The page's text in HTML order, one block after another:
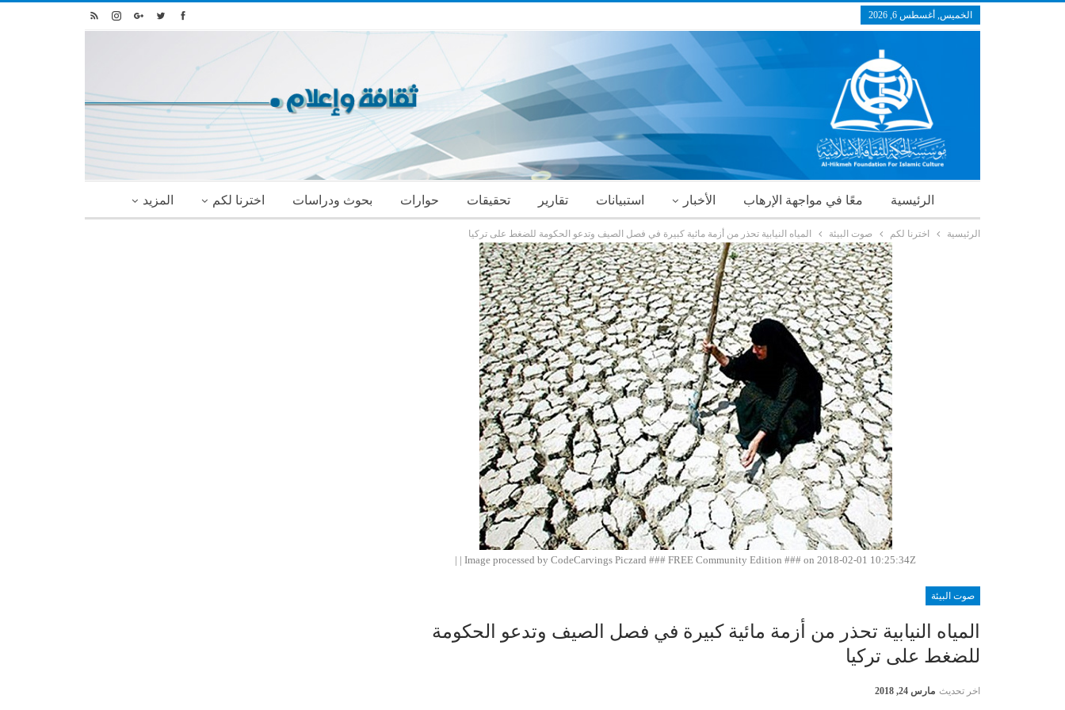
الخميس, أغسطس 6, 2026
الرئيسية معًا في مواجهة الإرهاب الأخبار استبيانات تقارير تحقيقات حوارات بحوث ودراسات اخترنا لكم المزيد
الرئيسية اخترنا لكم صوت البيئة المياه النيابية تحذر من أزمة مائية كبيرة في فصل الصيف وتدعو الحكومة للضغط على تركيا
Image processed by CodeCarvings Piczard ### FREE Community Edition ### on 2018-02-01 10:25:34Z | |
صوت البيئة
المياه النيابية تحذر من أزمة مائية كبيرة في فصل الصيف وتدعو الحكومة
للضغط على تركيا
اخر تحديث مارس 24, 2018